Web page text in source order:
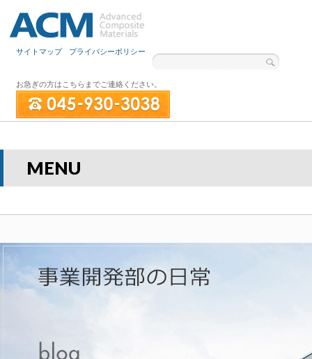
サイトマップ プライバシーポリシー
お急ぎの方はこちらまでご連絡ください。
MENU